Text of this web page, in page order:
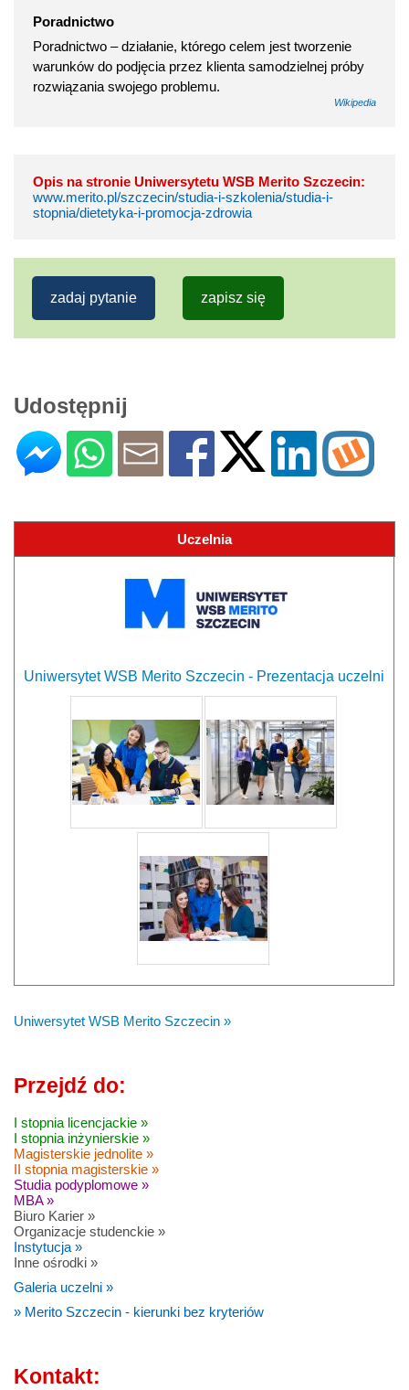
Poradnictwo
Poradnictwo – działanie, którego celem jest tworzenie
warunków do podjęcia przez klienta samodzielnej próby
rozwiązania swojego problemu.
Wikipedia
Opis na stronie Uniwersytetu WSB Merito Szczecin:
www.merito.pl/szczecin/studia-i-szkolenia/studia-i-
stopnia/dietetyka-i-promocja-zdrowia
zadaj pytanie zapisz się
Udostępnij
Uczelnia
Uniwersytet WSB Merito Szczecin - Prezentacja uczelni
Uniwersytet WSB Merito Szczecin »
Przejdź do:
I stopnia licencjackie »
I stopnia inżynierskie »
Magisterskie jednolite »
II stopnia magisterskie »
Studia podyplomowe »
MBA »
Biuro Karier »
Organizacje studenckie »
Instytucja »
Inne ośrodki »
Galeria uczelni »
» Merito Szczecin - kierunki bez kryteriów
Kontakt: